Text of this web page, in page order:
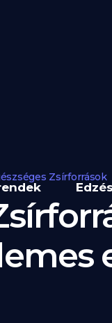
Edzés
Zsírforrások